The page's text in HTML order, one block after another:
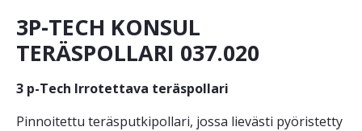
3P-TECH KONSUL
TERÄSPOLLARI 037.020
3 p-Tech Irrotettava teräspollari
Pinnoitettu teräsputkipollari, jossa lievästi pyöristetty